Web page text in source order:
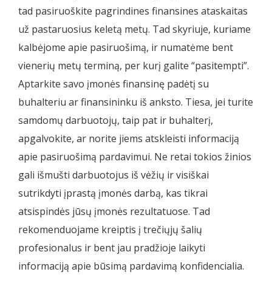
tad pasiruoškite pagrindines finansines ataskaitas
už pastaruosius keletą metų. Tad skyriuje, kuriame
kalbėjome apie pasiruošimą, ir numatėme bent
vienerių metų terminą, per kurį galite “pasitempti”.
Aptarkite savo įmonės finansinę padėtį su
buhalteriu ar finansininku iš anksto. Tiesa, jei turite
samdomų darbuotojų, taip pat ir buhalterį,
apgalvokite, ar norite jiems atskleisti informaciją
apie pasiruošimą pardavimui. Ne retai tokios žinios
gali išmušti darbuotojus iš vėžių ir visiškai
sutrikdyti įprastą įmonės darbą, kas tikrai
atsispindės jūsų įmonės rezultatuose. Tad
rekomenduojame kreiptis į trečiųjų šalių
profesionalus ir bent jau pradžioje laikyti
informaciją apie būsimą pardavimą konfidencialia.